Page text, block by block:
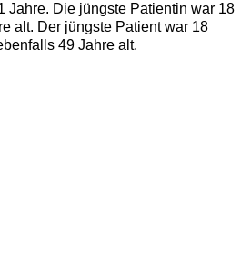
Jahre. Die jüngste Patientin war 18
alt. Der jüngste Patient war 18
49 Jahre alt.